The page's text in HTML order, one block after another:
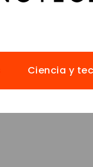
Ciencia y